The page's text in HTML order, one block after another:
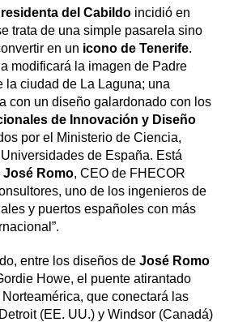
del Cabildoincidió en
trata de una simple pasarela sino
en un icono de Tenerife.
modificará la imagen de Padre
la ciudad de La Laguna; una
con un diseño galardonado con los
de Innovación y Diseño
por el Ministerio de Ciencia,
de España. Está
José Romo, CEO de FHECOR
uno de los ingenieros de
y puertos españoles con más
entre los diseños de José Romo
Howe, el puente atirantado
que conectará las
(EE. UU.) y Windsor (Canadá)